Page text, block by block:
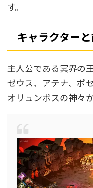
す。
キャラクター
主人公である冥界の王
ゼウス、アテナ、ポ
オリュンポスの神々